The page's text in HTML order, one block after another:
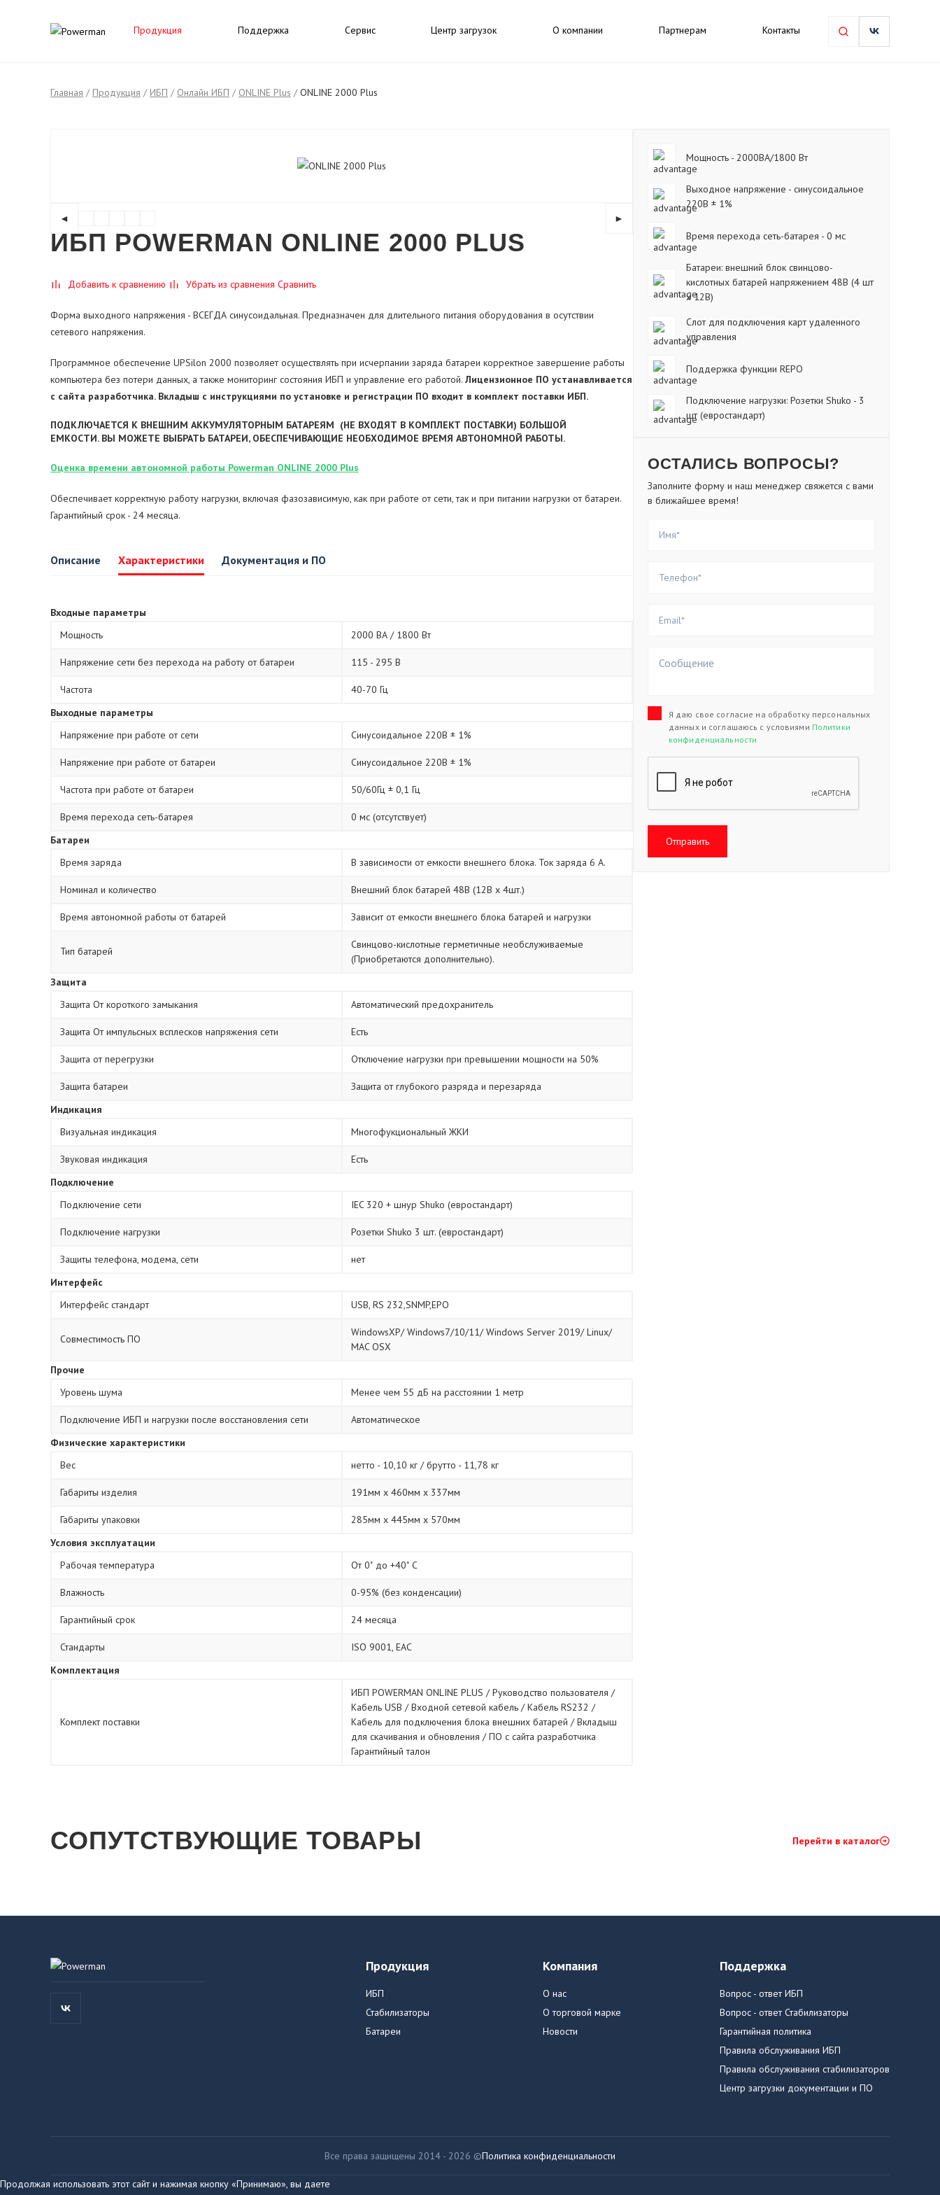
Продукция Поддержка Сервис Центр загрузок О компании Партнерам Контакты
Главная / Продукция / ИБП / Онлайн ИБП / ONLINE Plus / ONLINE 2000 Plus
◄ ►
ИБП POWERMAN ONLINE 2000 PLUS
Добавить к сравнению Убрать из сравнения Сравнить
Форма выходного напряжения - ВСЕГДА синусоидальная. Предназначен для длительного питания оборудования в осутствии
сетевого напряжения.
Программное обеспечение UPSilon 2000 позволяет осуществлять при исчерпании заряда батареи корректное завершение работы
компьютера без потери данных, а также мониторинг состояния ИБП и управление его работой.Лицензионное ПО устанавливается
с сайта разработчика. Вкладыш с инструкциями по установке и регистрации ПО входит в комплект поставки ИБП.
ПОДКЛЮЧАЕТСЯ К ВНЕШНИМ АККУМУЛЯТОРНЫМ БАТАРЕЯМ (НЕ ВХОДЯТ В КОМПЛЕКТ ПОСТАВКИ) БОЛЬШОЙ
ЕМКОСТИ. ВЫ МОЖЕТЕ ВЫБРАТЬ БАТАРЕИ, ОБЕСПЕЧИВАЮЩИЕ НЕОБХОДИМОЕ ВРЕМЯ АВТОНОМНОЙ РАБОТЫ.
Оценка времени автономной работы Powerman ONLINE 2000 Plus
Обеспечивает корректную работу нагрузки, включая фазозависимую, как при работе от сети, так и при питании нагрузки от батареи.
Гарантийный срок - 24 месяца.
Описание Характеристики Документация и ПО
Входные параметры
Мощность
2000 ВА / 1800 Вт
Напряжение сети без перехода на работу от батареи 115 - 295 В
Частота
40-70 Гц
Выходные параметры
Напряжение при работе от сети
Синусоидальное 220В ± 1%
Напряжение при работе от батареи Синусоидальное 220В ± 1%
Частота при работе от батареи 50/60Гц ± 0,1 Гц
Время перехода сеть-батарея
0 мс (отсутствует)
Батареи
Время заряда
В зависимости от емкости внешнего блока. Ток заряда 6 А.
Номинал и количество Внешний блок батарей 48В (12В х 4шт.)
Время автономной работы от батарей Зависит от емкости внешнего блока батарей и нагрузки
Тип батарей
Свинцово-кислотные герметичные необслуживаемые
(Приобретаются дополнительно).
Защита
Защита От короткого замыкания
Автоматический предохранитель
Защита От импульсных всплесков напряжения сети Есть
Защита от перегрузки Отключение нагрузки при превышении мощности на 50%
Защита батареи
Защита от глубокого разряда и перезаряда
Индикация
Визуальная индикация
Многофукциональный ЖКИ
Звуковая индикация
Есть
Подключение
Подключение сети
IEC 320 + шнур Shuko (евростандарт)
Подключение нагрузки Розетки Shuko 3 шт. (евростандарт)
Защиты телефона, модема, сети
нет
Интерфейс
Интерфейс стандарт
USB, RS 232,SNMP,EPO
Совместимость ПО
WindowsXP/ Windows7/10/11/ Windows Server 2019/ Linux/
MAC OSX
Прочие
Уровень шума
Менее чем 55 дБ на расстоянии 1 метр
Подключение ИБП и нагрузки после восстановления сети
Автоматическое
Физические характеристики
Вес
нетто - 10,10 кг / брутто - 11,78 кг
Габариты изделия 191мм х 460мм х 337мм
Габариты упаковки
285мм х 445мм х 570мм
Условия эксплуатации
Рабочая температура
От 0˚ до +40˚ С
Влажность 0-95% (без конденсации)
Гарантийный срок 24 месяца
Стандарты
ISO 9001, ЕАС
Комплектация
Комплект поставки
ИБП POWERMAN ONLINE PLUS / Руководство пользователя /
Кабель USB / Входной сетевой кабель / Кабель RS232 /
Кабель для подключения блока внешних батарей / Вкладыш
для скачивания и обновления / ПО с сайта разработчика
Гарантийный талон
Мощность - 2000ВА/1800 Вт
Выходное напряжение - синусоидальное
220В ± 1%
Время перехода сеть-батарея - 0 мс
Батареи: внешний блок свинцово-
кислотных батарей напряжением 48В (4 шт
х 12В)
Слот для подключения карт удаленного
управления
Поддержка функции REPO
Подключение нагрузки: Розетки Shuko - 3
шт (евростандарт)
ОСТАЛИСЬ ВОПРОСЫ?
Заполните форму и наш менеджер свяжется с вами
в ближайшее время!
Я даю свое согласие на обработку персональных
данных и соглашаюсь с условиями Политики
конфиденциальности
Отправить
СОПУТСТВУЮЩИЕ ТОВАРЫ Перейти в каталог
Продукция
ИБП
Стабилизаторы
Батареи
Компания
О нас
О торговой марке
Новости
Поддержка
Вопрос - ответ ИБП
Вопрос - ответ Стабилизаторы
Гарантийная политика
Правила обслуживания ИБП
Правила обслуживания стабилизаторов
Центр загрузки документации и ПО
Все права защищены 2014 - 2026 ©Политика конфиденциальности
Продолжая использовать этот сайт и нажимая кнопку «Принимаю», вы даете